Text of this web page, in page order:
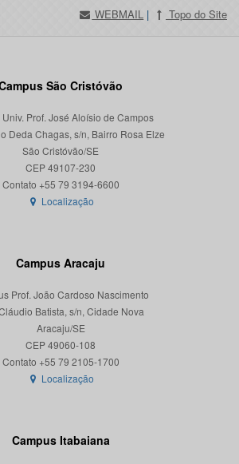
WEBMAIL | Topo do Site
São Cristóvão
Prof. José Aloísio de Campos
Deda Chagas, s/n, Bairro Rosa Elze
São Cristóvão/SE
CEP 49107-230
Localização
Campus Aracaju
Prof. João Cardoso Nascimento
Batista, s/n, Cidade Nova
Aracaju/SE
CEP 49060-108
Localização
Campus Itabaiana